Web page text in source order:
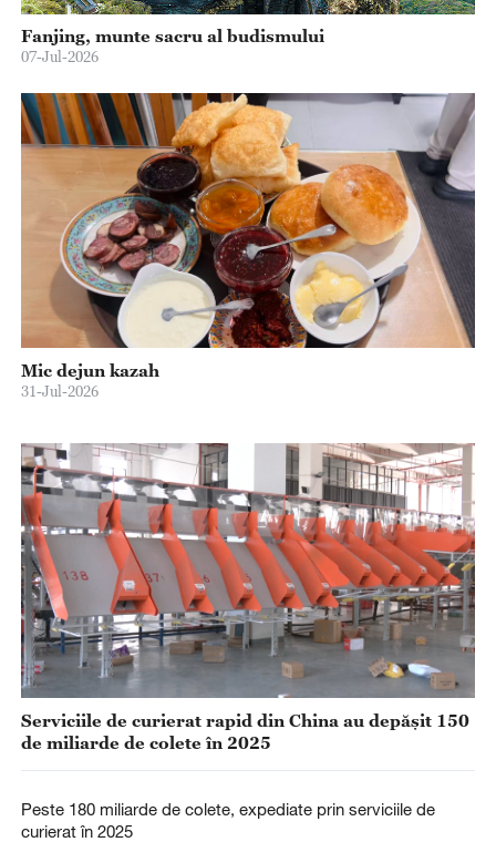
Fanjing, munte sacru al budismului
07-Jul-2026
Mic dejun kazah
31-Jul-2026
Serviciile de curierat rapid din China au depășit 150
de miliarde de colete în 2025
Peste 180 miliarde de colete, expediate prin serviciile de
curierat în 2025